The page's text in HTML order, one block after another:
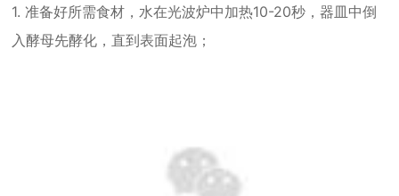
1. 准备好所需食材，水在光波炉中加热10-20秒，器皿中倒
入酵母先酵化，直到表面起泡；